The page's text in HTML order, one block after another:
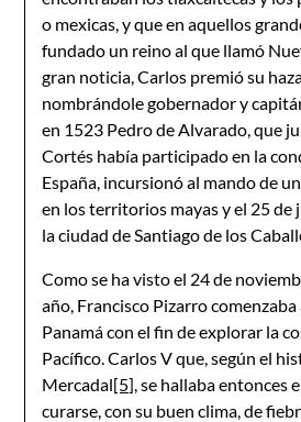
o mexicas, y que en aquellos
fundado un reino al que llamó
gran noticia, Carlos premió su
nombrándole gobernador y
en 1523 Pedro de Alvarado, que
Cortés había participado en la
España, incursionó al mando de
en los territorios mayas y el 25
la ciudad de Santiago de los
Como se ha visto el 24 de
año, Francisco Pizarro comenzaba
Panamá con el fin de explorar la
Pacífico. Carlos V que, según el
Mercadal[5], se hallaba entonces
curarse, con su buen clima, de